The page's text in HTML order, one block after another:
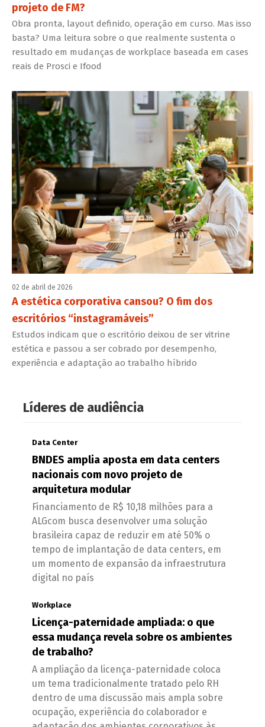
projeto de FM?
Obra pronta, layout definido, operação em curso. Mas isso
basta? Uma leitura sobre o que realmente sustenta o
resultado em mudanças de workplace baseada em cases
reais de Prosci e Ifood
02 de abril de 2026
A estética corporativa cansou? O fim dos
escritórios “instagramáveis”
Estudos indicam que o escritório deixou de ser vitrine
estética e passou a ser cobrado por desempenho,
experiência e adaptação ao trabalho híbrido
Líderes de audiência
Data Center
BNDES amplia aposta em data centers
nacionais com novo projeto de
arquitetura modular
Financiamento de R$ 10,18 milhões para a
ALGcom busca desenvolver uma solução
brasileira capaz de reduzir em até 50% o
tempo de implantação de data centers, em
um momento de expansão da infraestrutura
digital no país
Workplace
Licença-paternidade ampliada: o que
essa mudança revela sobre os ambientes
de trabalho?
A ampliação da licença-paternidade coloca
um tema tradicionalmente tratado pelo RH
dentro de uma discussão mais ampla sobre
ocupação, experiência do colaborador e